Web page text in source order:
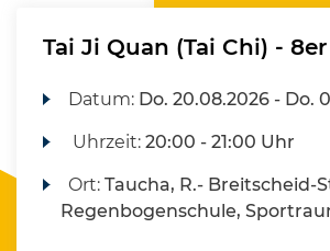
Tai Ji Quan (Tai Chi) -
Datum: Do. 20.08.2026 - Do.
Uhrzeit:20:00 - 21:00 Uhr
Ort:Taucha, R.- Breitscheid-
Regenbogenschule,